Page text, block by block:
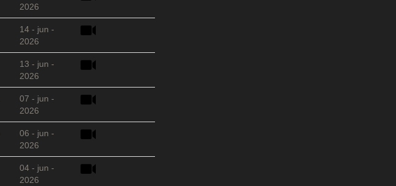
2026
14 - jun -
2026
13 - jun -
2026
07 - jun -
2026
06 - jun -
2026
04 - jun -
2026